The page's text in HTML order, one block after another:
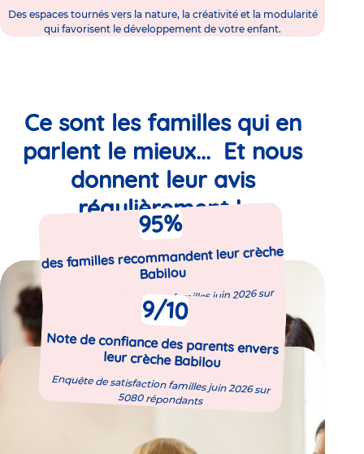
Des espaces tournés vers la nature, la créativité et la modularité
qui favorisent le développement de votre enfant.
Ce sont les familles qui en
parlent le mieux... Et nous
donnent leur avis
régulièrement !
95%
des familles recommandent leur crèche
Babilou
Enquête de satisfaction familles juin 2026 sur
5080 répondants
9/10
Note de confiance des parents envers
leur crèche Babilou
Enquête de satisfaction familles juin 2026 sur
5080 répondants